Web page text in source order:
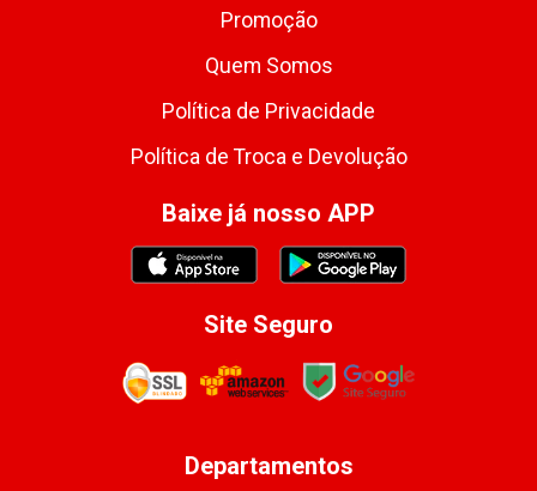
Promoção
Quem Somos
Política de Privacidade
Política de Troca e Devolução
Baixe já nosso APP
Site Seguro
Departamentos